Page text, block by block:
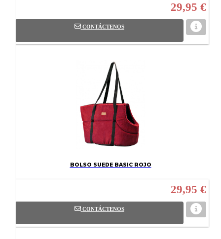
29,95 €
CONTÁCTENOS
BOLSO SUEDE BASIC ROJO
29,95 €
CONTÁCTENOS